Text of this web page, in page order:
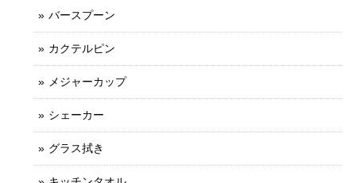
バースプーン
カクテルピン
メジャーカップ
シェーカー
グラス拭き